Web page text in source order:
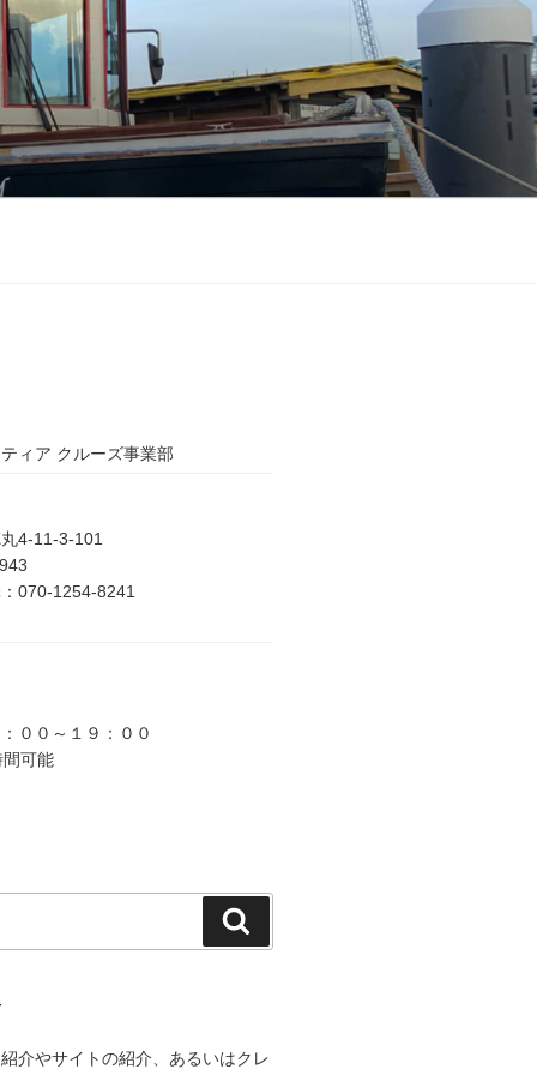
ィア クルーズ事業部
4-11-3-101
070-1254-8241
００～１９：００
可能
索
介やサイトの紹介、あるいはクレ